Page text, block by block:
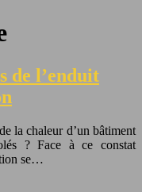
de l’enduit
la chaleur d’un bâtiment
? Face à ce constat
se…